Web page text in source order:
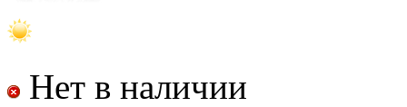
Нет в наличии